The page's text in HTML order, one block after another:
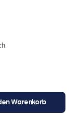
Warenkorb